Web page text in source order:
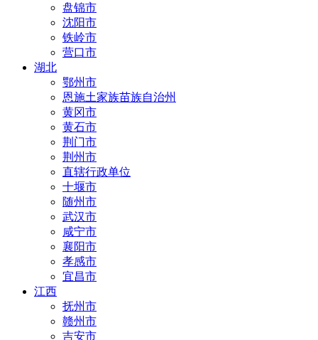
盘锦市
沈阳市
铁岭市
营口市
湖北
鄂州市
恩施土家族苗族自治州
黄冈市
黄石市
荆门市
荆州市
直辖行政单位
十堰市
随州市
武汉市
咸宁市
襄阳市
孝感市
宜昌市
江西
抚州市
赣州市
吉安市